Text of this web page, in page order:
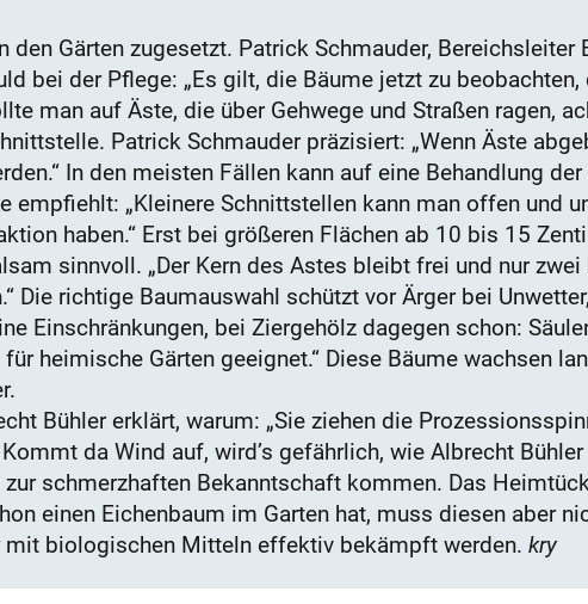
den Gärten zugesetzt. Patrick Schmauder, Bereichsleiter
bei der Pflege: „Es gilt, die Bäume jetzt zu
man auf Äste, die über Gehwege und Straßen ragen,
Patrick Schmauder präzisiert: „Wenn Äste
In den meisten Fällen kann auf eine Behandlung
empfiehlt: „Kleinere Schnittstellen kann man offen und
haben.“ Erst bei größeren Flächen ab 10 bis 15
sinnvoll. „Der Kern des Astes bleibt frei und nur
Die richtige Baumauswahl schützt vor Ärger bei
Einschränkungen, bei Ziergehölz dagegen schon:
heimische Gärten geeignet.“ Diese Bäume wachsen
Bühler erklärt, warum: „Sie ziehen die
da Wind auf, wird’s gefährlich, wie Albrecht
schmerzhaften Bekanntschaft kommen. Das
einen Eichenbaum im Garten hat, muss diesen aber
mit biologischen Mitteln effektiv bekämpft werden. kry